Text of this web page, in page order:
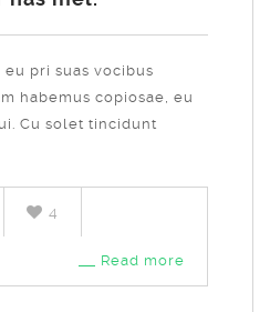
pri suas vocibus
habemus copiosae, eu
Cu solet tincidunt
4
Read more